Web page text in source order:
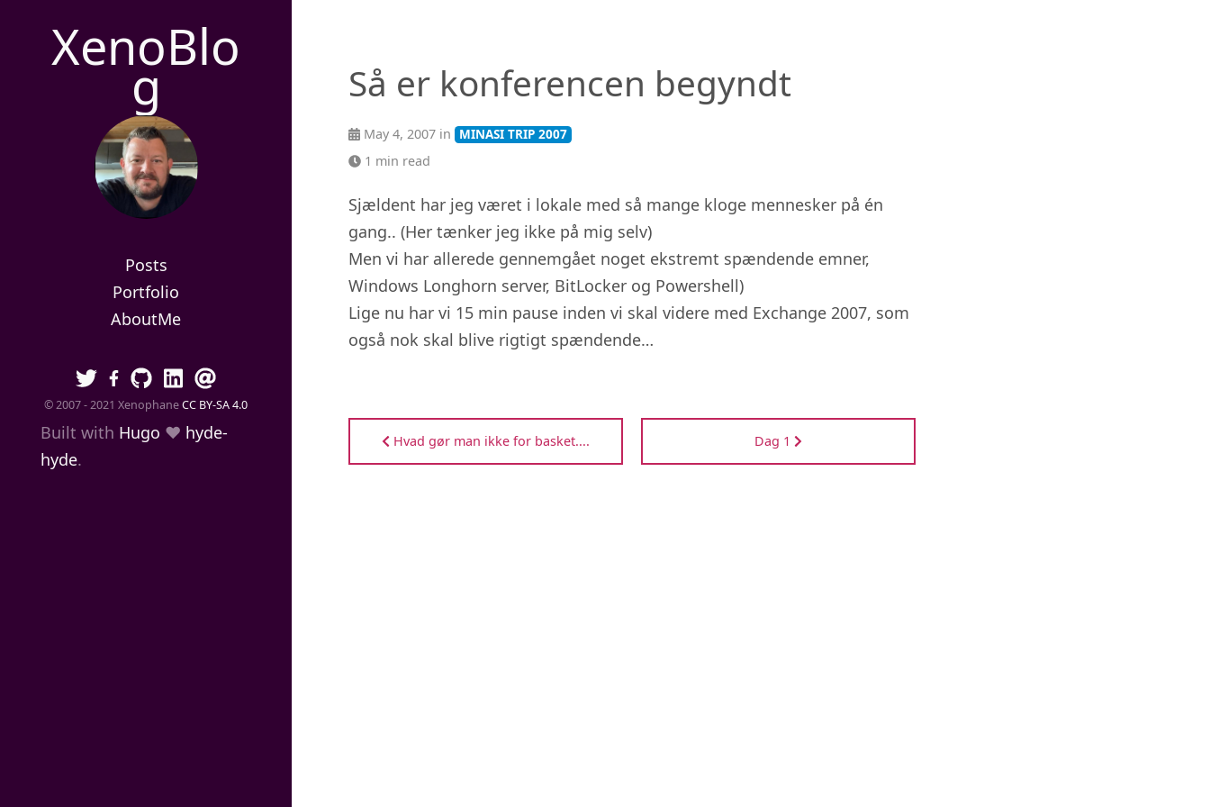
XenoBlo
g
Posts
Portfolio
AboutMe
© 2007 - 2021 XenophaneCC BY-SA 4.0
Built with Hugo ❤️ hyde-
hyde.
Så er konferencen begyndt
May 4, 2007 in MINASI TRIP 2007
1 min read
Sjældent har jeg været i lokale med så mange kloge mennesker på én
gang.. (Her tænker jeg ikke på mig selv)
Men vi har allerede gennemgået noget ekstremt spændende emner,
Windows Longhorn server, BitLocker og Powershell)
Lige nu har vi 15 min pause inden vi skal videre med Exchange 2007, som
også nok skal blive rigtigt spændende…
Hvad gør man ikke for basket.... Dag 1